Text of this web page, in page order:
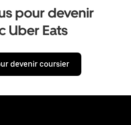
pour devenir
Uber Eats
devenir coursier